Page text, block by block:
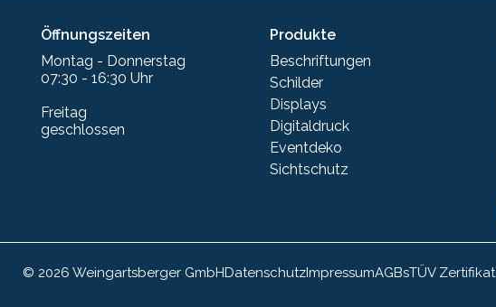
Öffnungszeiten
Montag - Donnerstag
07:30 - 16:30 Uhr
Freitag
geschlossen
Produkte
Beschriftungen
Schilder
Displays
Digitaldruck
Eventdeko
Sichtschutz
© 2026 Weingartsberger GmbHDatenschutzImpressumAGBsTÜV Zertifikat